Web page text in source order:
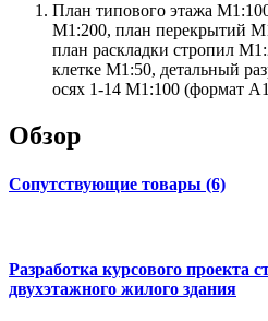
План типового этажа
М1:200, план перекрытий
план раскладки стропил
клетке М1:50, детальный
осях 1-14 М1:100 (формат
Обзор
Сопутствующие товары (6)
Разработка курсового проекта
двухэтажного жилого здания